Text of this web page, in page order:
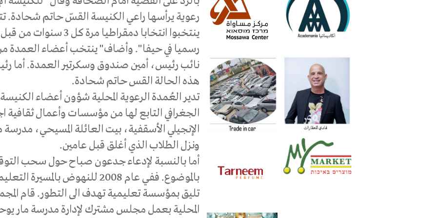
ينتخبوا انتخابا
رسميا في حيفا". وأضاف" ينتخب أعضاء العمدة من
نائب رئيس، أمين صندوق وسكرتير العمدة. أما
هذه الحالة القس حاتم شحادة.
تدير العُمدة الرعوية المحلية شؤون أعضاء الكنيسة
الجغرافي التابع لها من مؤسسات وأعمال ثقافية
الإنجيلي الأسقفية، بيت العائلة المسيحي، مدرسة
ونزل الطلاب الذي أغلق قبل عامين.
أما بالنسبة لإدعاء جدعون صباح حول سحب
بالموضوع. ففي عام 2008 للنهوض
تليق بمؤسسة تعليمية تهدف الى التطور. قام
المحلية بعمل مجلس مشترك لإدارة مدرسة مار